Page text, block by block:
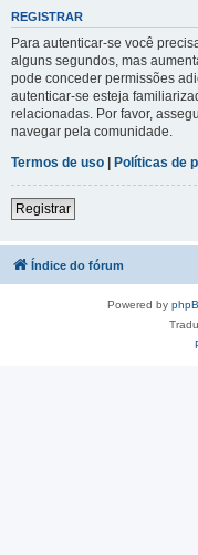
REGISTRAR
Para autenticar-se você
alguns segundos, mas
pode conceder permissões
autenticar-se esteja
relacionadas. Por favor,
navegar pela comunidade.
Termos de uso | Políticas de
Registrar
Índice do fórum
Powered by